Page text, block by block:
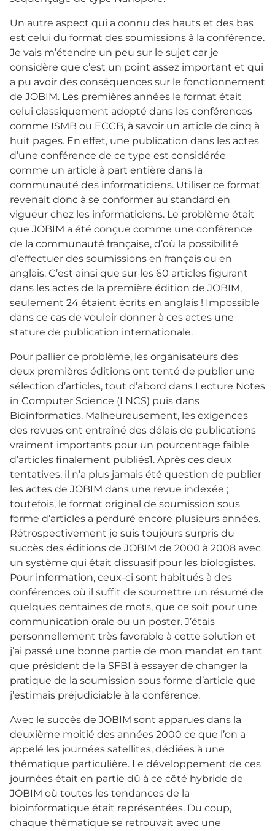
Un autre aspect qui a connu des hauts et des bas
est celui du format des soumissions à la conférence.
Je vais m’étendre un peu sur le sujet car je
considère que c’est un point assez important et qui
a pu avoir des conséquences sur le fonctionnement
de JOBIM. Les premières années le format était
celui classiquement adopté dans les conférences
comme ISMB ou ECCB, à savoir un article de cinq à
huit pages. En effet, une publication dans les actes
d’une conférence de ce type est considérée
comme un article à part entière dans la
communauté des informaticiens. Utiliser ce format
revenait donc à se conformer au standard en
vigueur chez les informaticiens. Le problème était
que JOBIM a été conçue comme une conférence
de la communauté française, d’où la possibilité
d’effectuer des soumissions en français ou en
anglais. C’est ainsi que sur les 60 articles figurant
dans les actes de la première édition de JOBIM,
seulement 24 étaient écrits en anglais ! Impossible
dans ce cas de vouloir donner à ces actes une
stature de publication internationale.
Pour pallier ce problème, les organisateurs des
deux premières éditions ont tenté de publier une
sélection d’articles, tout d’abord dans Lecture Notes
in Computer Science (LNCS) puis dans
Bioinformatics. Malheureusement, les exigences
des revues ont entraîné des délais de publications
vraiment importants pour un pourcentage faible
d’articles finalement publiés1. Après ces deux
tentatives, il n’a plus jamais été question de publier
les actes de JOBIM dans une revue indexée ;
toutefois, le format original de soumission sous
forme d’articles a perduré encore plusieurs années.
Rétrospectivement je suis toujours surpris du
succès des éditions de JOBIM de 2000 à 2008 avec
un système qui était dissuasif pour les biologistes.
Pour information, ceux-ci sont habitués à des
conférences où il suffit de soumettre un résumé de
quelques centaines de mots, que ce soit pour une
communication orale ou un poster. J’étais
personnellement très favorable à cette solution et
j’ai passé une bonne partie de mon mandat en tant
que président de la SFBI à essayer de changer la
pratique de la soumission sous forme d’article que
j’estimais préjudiciable à la conférence.
Avec le succès de JOBIM sont apparues dans la
deuxième moitié des années 2000 ce que l’on a
appelé les journées satellites, dédiées à une
thématique particulière. Le développement de ces
journées était en partie dû à ce côté hybride de
JOBIM où toutes les tendances de la
bioinformatique était représentées. Du coup,
chaque thématique se retrouvait avec une